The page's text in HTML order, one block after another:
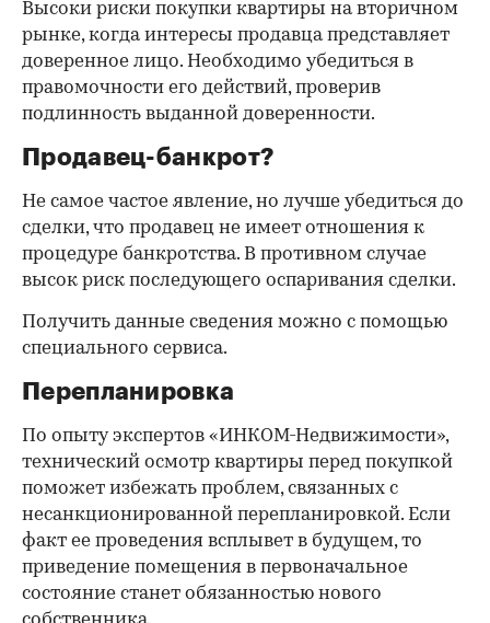
Высоки риски покупки квартиры на вторичном
рынке, когда интересы продавца представляет
доверенное лицо. Необходимо убедиться в
правомочности его действий, проверив
подлинность выданной доверенности.
Продавец-банкрот?
Не самое частое явление, но лучше убедиться до
сделки, что продавец не имеет отношения к
процедуре банкротства. В противном случае
высок риск последующего оспаривания сделки.
Получить данные сведения можно с помощью
специального сервиса.
Перепланировка
По опыту экспертов «ИНКОМ-Недвижимости»,
технический осмотр квартиры перед покупкой
поможет избежать проблем, связанных с
несанкционированной перепланировкой. Если
факт ее проведения всплывет в будущем, то
приведение помещения в первоначальное
состояние станет обязанностью нового